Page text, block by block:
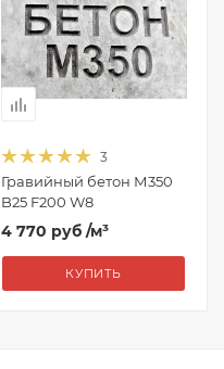
3
Гравийный бетон М350
B25 F200 W8
4 770 руб /м³
КУПИТЬ